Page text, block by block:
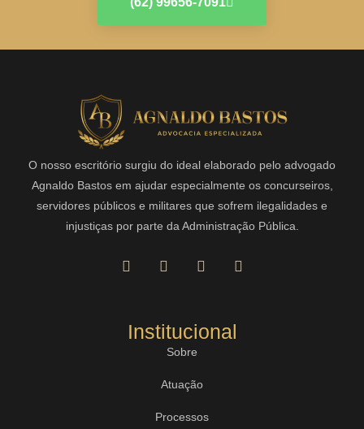
O nosso escritório surgiu do ideal elaborado pelo advogado
Agnaldo Bastos em ajudar especialmente os concurseiros,
servidores públicos e militares que sofrem ilegalidades e
injustiças por parte da Administração Pública.
Institucional
Sobre
Atuação
Processos